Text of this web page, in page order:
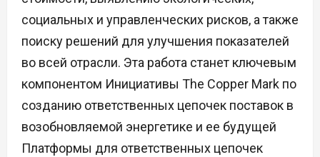
социальных и управленческих рисков, а также
поиску решений для улучшения показателей
во всей отрасли. Эта работа станет ключевым
компонентом Инициативы The Copper Mark по
созданию ответственных цепочек поставок в
возобновляемой энергетике и ее будущей
Платформы для ответственных цепочек